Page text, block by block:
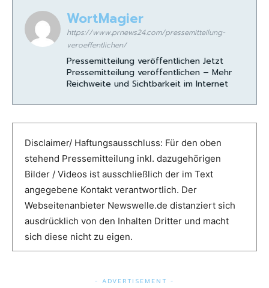
WortMagier
https://www.prnews24.com/pressemitteilung-
veroeffentlichen/
Pressemitteilung veröffentlichen Jetzt
Pressemitteilung veröffentlichen – Mehr
Reichweite und Sichtbarkeit im Internet
Disclaimer/ Haftungsausschluss: Für den oben
stehend Pressemitteilung inkl. dazugehörigen
Bilder / Videos ist ausschließlich der im Text
angegebene Kontakt verantwortlich. Der
Webseitenanbieter Newswelle.de distanziert sich
ausdrücklich von den Inhalten Dritter und macht
sich diese nicht zu eigen.
- ADVERTISEMENT -